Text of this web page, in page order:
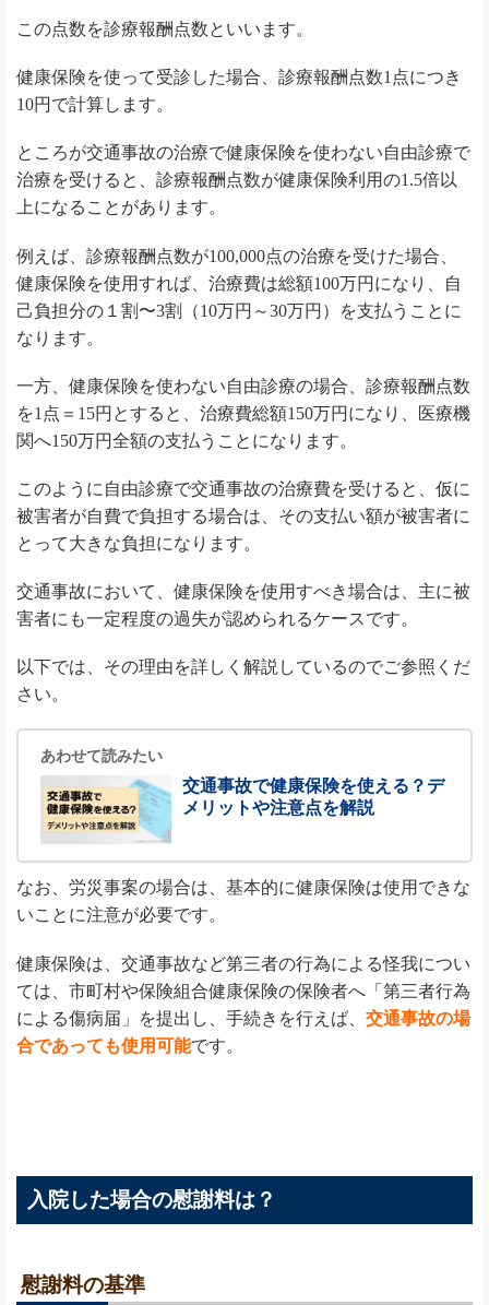
この点数を診療報酬点数といいます。
健康保険を使って受診した場合、診療報酬点数1点につき
10円で計算します。
ところが交通事故の治療で健康保険を使わない自由診療で
治療を受けると、診療報酬点数が健康保険利用の1.5倍以
上になることがあります。
例えば、診療報酬点数が100,000点の治療を受けた場合、
健康保険を使用すれば、治療費は総額100万円になり、自
己負担分の１割〜3割（10万円～30万円）を支払うことに
なります。
一方、健康保険を使わない自由診療の場合、診療報酬点数
を1点＝15円とすると、治療費総額150万円になり、医療機
関へ150万円全額の支払うことになります。
このように自由診療で交通事故の治療費を受けると、仮に
被害者が自費で負担する場合は、その支払い額が被害者に
とって大きな負担になります。
交通事故において、健康保険を使用すべき場合は、主に被
害者にも一定程度の過失が認められるケースです。
以下では、その理由を詳しく解説しているのでご参照くだ
さい。
あわせて読みたい
交通事故で健康保険を使える？デ
メリットや注意点を解説
なお、労災事案の場合は、基本的に健康保険は使用できな
いことに注意が必要です。
健康保険は、交通事故など第三者の行為による怪我につい
ては、市町村や保険組合健康保険の保険者へ「第三者行為
による傷病届」を提出し、手続きを行えば、 交通事故の場
合であっても使用可能です。
入院した場合の慰謝料は？
慰謝料の基準